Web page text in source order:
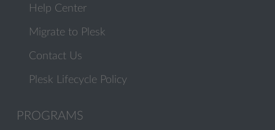
Help Center
Migrate to Plesk
Contact Us
Plesk Lifecycle Policy
PROGRAMS